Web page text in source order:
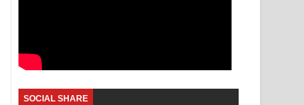
SOCIAL SHARE